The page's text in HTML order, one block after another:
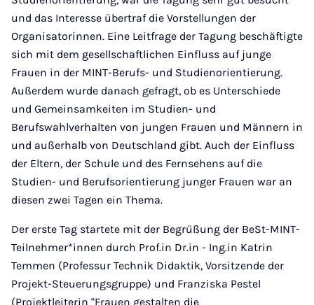
und das Interesse übertraf die Vorstellungen der
Organisatorinnen. Eine Leitfrage der Tagung beschäftigte
sich mit dem gesellschaftlichen Einfluss auf junge
Frauen in der MINT-Berufs- und Studienorientierung.
Außerdem wurde danach gefragt, ob es Unterschiede
und Gemeinsamkeiten im Studien- und
Berufswahlverhalten von jungen Frauen und Männern in
und außerhalb von Deutschland gibt. Auch der Einfluss
der Eltern, der Schule und des Fernsehens auf die
Studien- und Berufsorientierung junger Frauen war an
diesen zwei Tagen ein Thema.
Der erste Tag startete mit der Begrüßung der BeSt-MINT-
Teilnehmer*innen durch Prof.in Dr.in - Ing.in Katrin
Temmen (Professur Technik Didaktik, Vorsitzende der
Projekt-Steuerungsgruppe) und Franziska Pestel
(Projektleiterin "Frauen gestalten die